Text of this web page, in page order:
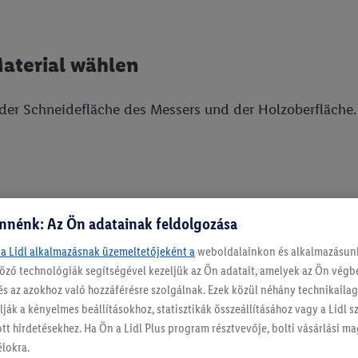
wählen
Schneidefläche des Messers und der
Az Ön adatainak feldolgozása
Lidl alkalmazásnak üzemeltetőjeként aweboldalainkon és
technológiák segítségével kezeljük az Ön adatait, amelyek az Ön
az azokhoz való hozzáférésre szolgálnak. Ezek közül néhány
a kényelmes beállításokhoz, statisztikák összeállításához vagy a Lidl
hirdetésekhez. Ha Ön a Lidl Plus program résztvevője, bolti vásárlási